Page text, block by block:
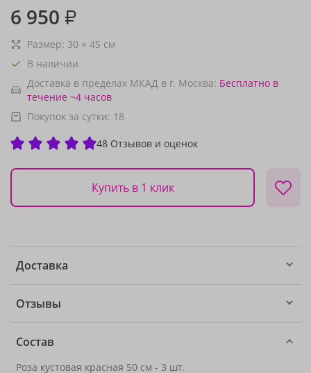
6 950 ₽
Размер: 30 × 45 см
В наличии
Доставка в пределах МКАД в г. Москва: Бесплатно в
течение ~4 часов
Покупок за сутки: 18
48 Отзывов и оценок
Купить в 1 клик
Доставка
Отзывы
Состав
Роза кустовая красная 50 см - 3 шт.